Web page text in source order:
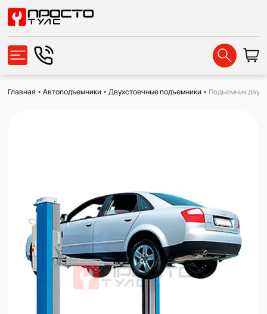
Главная •Автоподъемники •Двухстоечные подъемники • Подъемник